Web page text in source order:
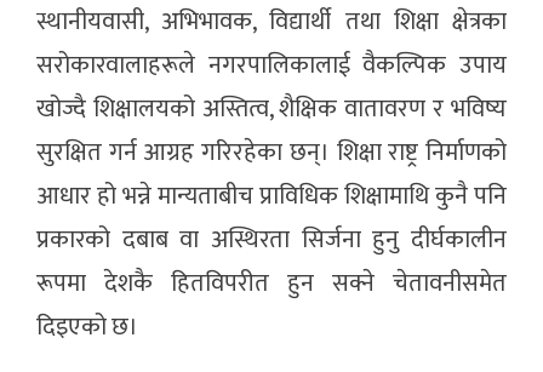
स्थानीयवासी, अभिभावक, विद्यार्थी तथा शिक्षा क्षेत्रका
सरोकारवालाहरूले नगरपालिकालाई वैकल्पिक उपाय
खोज्दै शिक्षालयको अस्तित्व, शैक्षिक वातावरण र भविष्य
सुरक्षित गर्न आग्रह गरिरहेका छन्। शिक्षा राष्ट्र निर्माणको
आधार हो भन्ने मान्यताबीच प्राविधिक शिक्षामाथि कुनै पनि
प्रकारको दबाब वा अस्थिरता सिर्जना हुनु दीर्घकालीन
रूपमा देशकै हितविपरीत हुन सक्ने चेतावनीसमेत
दिइएको छ।